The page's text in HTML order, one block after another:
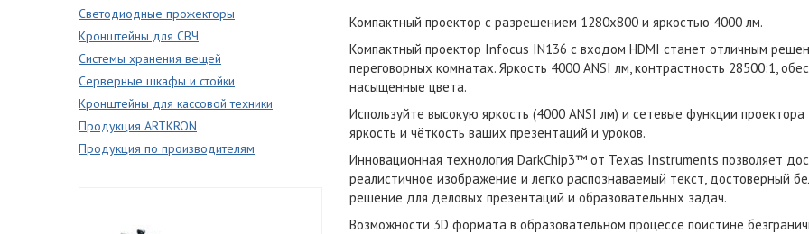
Светодиодные прожекторы
Кронштейны для СВЧ
Системы хранения вещей
Серверные шкафы и стойки
Кронштейны для кассовой техники
Продукция ARTKRON
Продукция по производителям
Компактный проектор с разрешением 1280x800 и яркостью 4000 лм.
Компактный проектор Infocus IN136 с входом HDMI станет отличным
переговорных комнатах. Яркость 4000 ANSI лм, контрастность 28500:1,
насыщенные цвета.
Используйте высокую яркость (4000 ANSI лм) и сетевые функции
яркость и чёткость ваших презентаций и уроков.
Инновационная технология DarkChip3™ от Texas Instruments позволяет
реалистичное изображение и легко распознаваемый текст, достоверный
решение для деловых презентаций и образовательных задач.
Возможности 3D формата в образовательном процессе поистине